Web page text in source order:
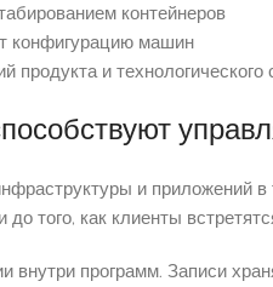
контейнеров
конфигурацию машин
и
и
того, как клиенты
программ. Записи